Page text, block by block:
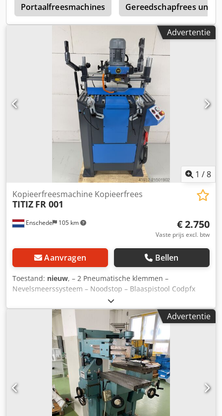
Portaalfreesmachines Gereedschapfrees
Advertentie
1 /8
Enschede 105 km
Kopieerfreesmachine Kopieerfrees
TITIZ FR 001
€ 2.750
Vaste prijs excl. btw
Aanvragen Bellen
Toestand: nieuw, – 2 Pneumatische klemmen –
Nevelsmeerssysteem – Noodstop – Blaaspistool Codpfx
Aoyug Treh Ueha – Documentatie – 400V
Advertentie